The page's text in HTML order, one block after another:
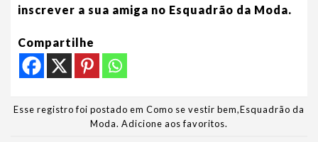
inscrever a sua amiga no Esquadrão da Moda.
Compartilhe
Esse registro foi postado em Como se vestir bem,Esquadrão da
Moda. Adicione aos favoritos.